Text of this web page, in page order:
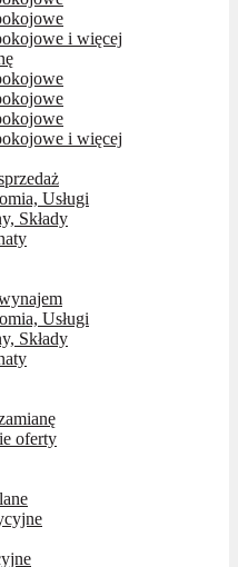
i więcej
i więcej
Usługi
Składy
Usługi
Składy
oferty